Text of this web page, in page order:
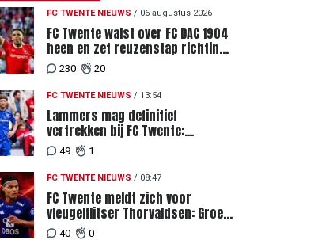
FC TWENTE NIEUWS / 06 augustus 2026
FC Twente walst over FC DAC 1904
heen en zet reuzenstap richting
de play-offs
230 20
FC TWENTE NIEUWS / 13:54
Lammers mag definitief
vertrekken bij FC Twente:
zaakwaarnemer krijgt deadline
vanwege komst vervanger
49 1
FC TWENTE NIEUWS / 08:47
FC Twente meldt zich voor
vleugelflitser Thorvaldsen: Groen
licht voor miljoenenbod
40 0